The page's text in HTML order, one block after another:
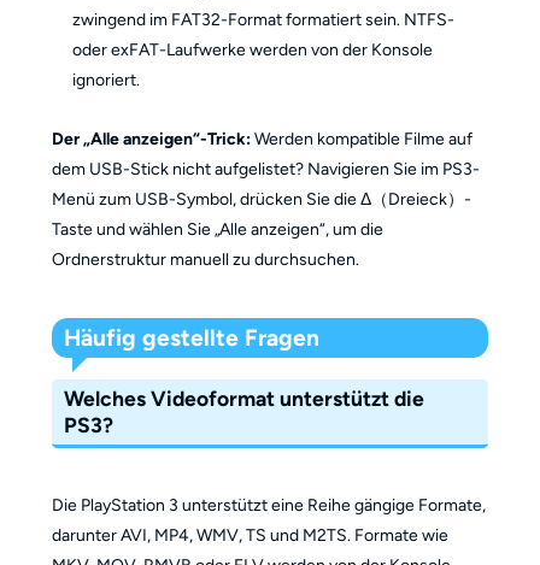
zwingend im FAT32-Format formatiert sein. NTFS-
oder exFAT-Laufwerke werden von der Konsole
ignoriert.
Der „Alle anzeigen“-Trick:Werden kompatible Filme auf
dem USB-Stick nicht aufgelistet? Navigieren Sie im PS3-
Menü zum USB-Symbol, drücken Sie die Δ（Dreieck）-
Taste und wählen Sie „Alle anzeigen“, um die
Ordnerstruktur manuell zu durchsuchen.
Häufig gestellte Fragen
Welches Videoformat unterstützt die
PS3?
Die PlayStation 3 unterstützt eine Reihe gängige Formate,
darunter AVI, MP4, WMV, TS und M2TS. Formate wie